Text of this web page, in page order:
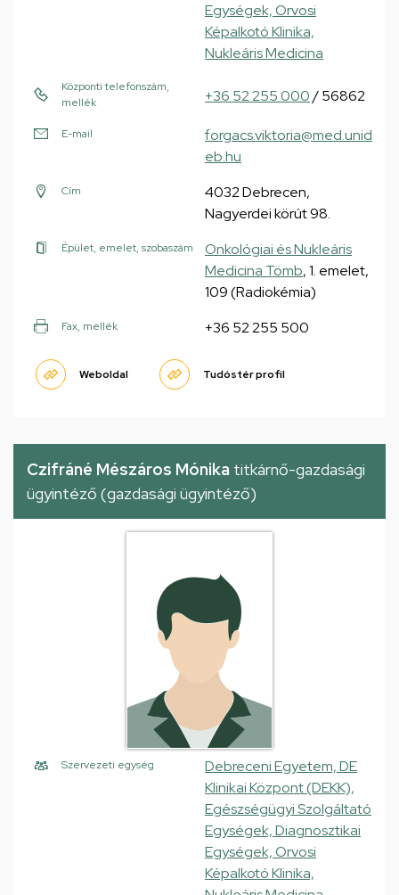
Egységek, Orvosi
Képalkotó Klinika,
Nukleáris Medicina
Központi telefonszám,
mellék
+36 52 255 000/ 56862
E-mail
forgacs.viktoria@med.unid
eb.hu
Cím
4032 Debrecen,
Nagyerdei körút 98.
Épület, emelet, szobaszám
Onkológiai és Nukleáris
Medicina Tömb, 1. emelet,
109 (Radiokémia)
Fax, mellék +36 52 255 500
Weboldal Tudóstér profil
Czifráné Mészáros Mónika titkárnő-gazdasági
ügyintéző (gazdasági ügyintéző)
Szervezeti egység
Debreceni Egyetem, DE
Klinikai Központ (DEKK),
Egészségügyi Szolgáltató
Egységek, Diagnosztikai
Egységek, Orvosi
Képalkotó Klinika,